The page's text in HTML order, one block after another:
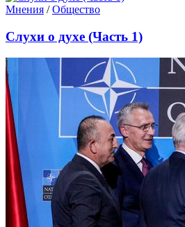
Мнения /Общество
Слухи о духе (Часть 1)